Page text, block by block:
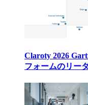
Claroty 2026
フォームのリー